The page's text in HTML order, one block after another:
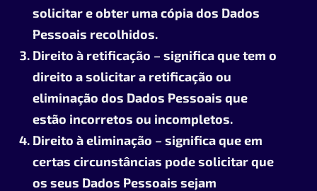
solicitar e obter uma cópia dos Dados
Pessoais recolhidos.
Direito à retificação – significa que tem o
direito a solicitar a retificação ou
eliminação dos Dados Pessoais que
estão incorretos ou incompletos.
Direito à eliminação – significa que em
certas circunstâncias pode solicitar que
os seus Dados Pessoais sejam